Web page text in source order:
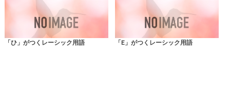
「ひ」がつくレーシック用語 「E」がつくレーシック用語